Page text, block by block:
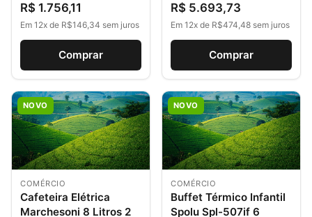
R$ 1.756,11
Em 12x de R$146,34 sem juros
Comprar
R$ 5.693,73
Em 12x de R$474,48 sem juros
Comprar
NOVO
COMÉRCIO
Cafeteira Elétrica
Marchesoni 8 Litros 2
NOVO
COMÉRCIO
Buffet Térmico Infantil
Spolu Spl-507if 6